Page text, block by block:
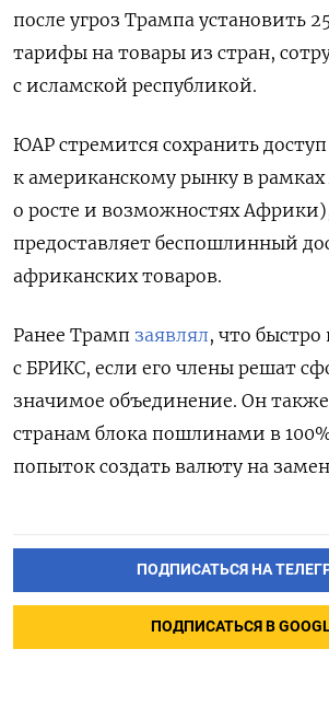
после угроз Трампа установить
тарифы на товары из стран,
с исламской республикой.
ЮАР стремится сохранить доступ
к американскому рынку в рамках
о росте и возможностях
предоставляет беспошлинный
африканских товаров.
Ранее Трамп заявлял, что
с БРИКС, если его члены решат
значимое объединение. Он также
странам блока пошлинами в
попыток создать валюту на
ПОДПИСАТЬСЯ НА
ПОДПИСАТЬСЯ В